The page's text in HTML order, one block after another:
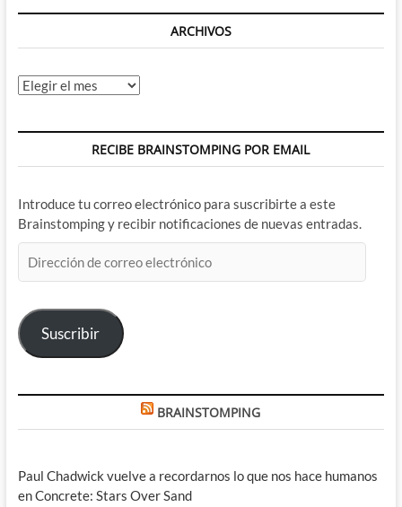
ARCHIVOS
Archivos
RECIBE BRAINSTOMPING POR EMAIL
Introduce tu correo electrónico para suscribirte a este
Brainstomping y recibir notificaciones de nuevas entradas.
de
electrónico
Suscribir
BRAINSTOMPING
Paul Chadwick vuelve a recordarnos lo que nos hace humanos
en Concrete: Stars Over Sand